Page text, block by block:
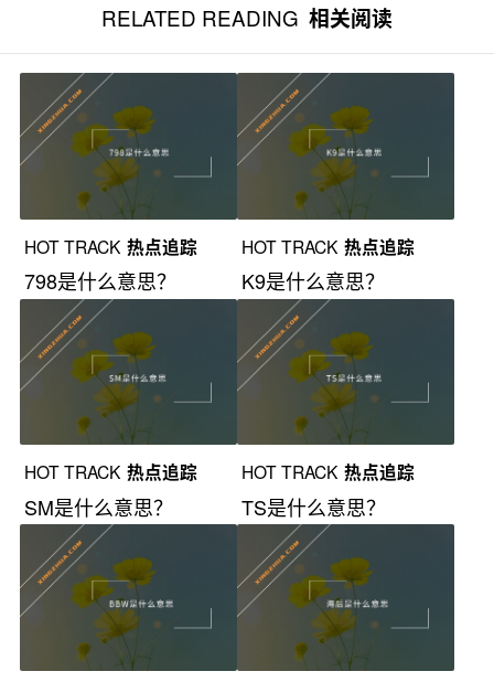
RELATED READING 相关阅读
HOT TRACK 热点追踪
798是什么意思？
HOT TRACK 热点追踪
K9是什么意思？
HOT TRACK 热点追踪
SM是什么意思？
HOT TRACK 热点追踪
TS是什么意思？